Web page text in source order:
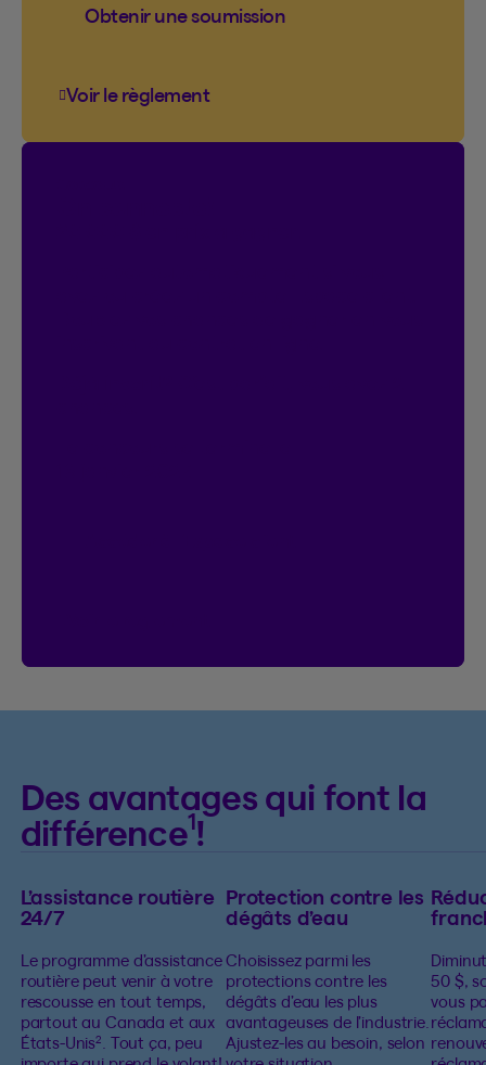
Obtenir une soumission
Voir le règlement
Voir le règlement du concours Vous
Des avantages qui font la
différence1!
L’assistance routière
24/7
Le programme d’assistance
routière peut venir à votre
rescousse en tout temps,
partout au Canada et aux
États-Unis2
. Tout ça, peu
Protection contre les
dégâts d’eau
Choisissez parmi les
protections contre les
dégâts d’eau les plus
avantageuses de l’industrie.
Ajustez-les au besoin, selon
50 $,
vous